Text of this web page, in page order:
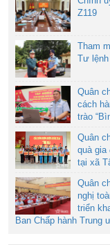
Z119
Tham
Tư lệnh
Quân
cách
trào
Quân
quà
tại xã
Quân
nghị
triển
Ban Chấp hành Trung